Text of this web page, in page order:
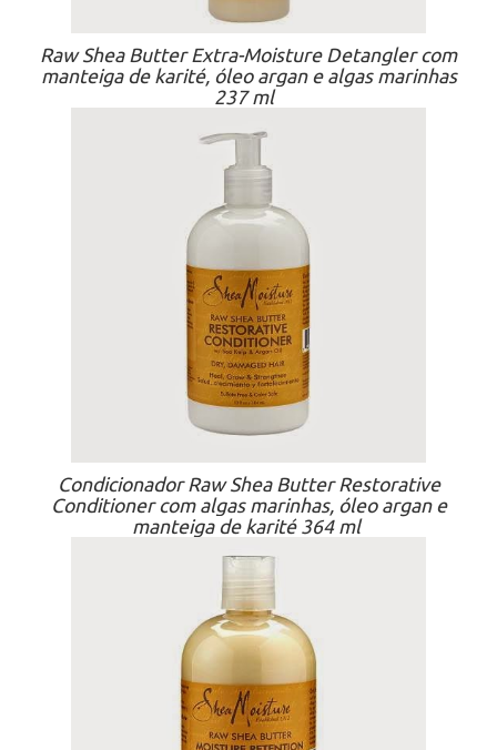
Raw Shea Butter Extra-Moisture Detangler com
manteiga de karité, óleo argan e algas marinhas
237 ml
Condicionador Raw Shea Butter Restorative
Conditioner com algas marinhas, óleo argan e
manteiga de karité 364 ml